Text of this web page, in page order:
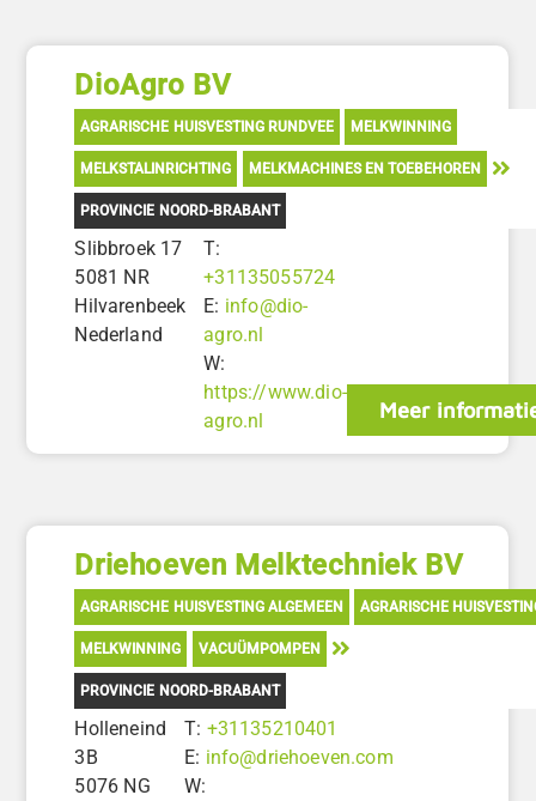
DioAgro BV
AGRARISCHE HUISVESTING RUNDVEE MELKWINNING
MELKSTALINRICHTING MELKMACHINES EN TOEBEHOREN
PROVINCIE NOORD-BRABANT
Slibbroek 17
5081 NR
Hilvarenbeek
Nederland
T:
+31135055724
E: info@dio-
agro.nl
W:
https://www.dio-
agro.nl
Meer
Driehoeven Melktechniek BV
AGRARISCHE HUISVESTING ALGEMEEN AGRARISCHE
MELKWINNING VACUÜMPOMPEN
PROVINCIE NOORD-BRABANT
Holleneind
3B
5076 NG
T: +31135210401
E: info@driehoeven.com
W: